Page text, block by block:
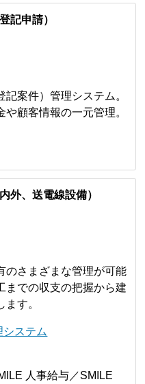
記申請）
案件）管理システム。
顧客情報の一元管理。
外、送電線設備）
のさまざまな管理が可能
までの収支の把握から建
す。
ステム
人事給与／SMILE